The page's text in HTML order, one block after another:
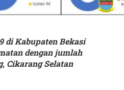
di Kabupaten Bekasi
dengan jumlah
Cikarang Selatan